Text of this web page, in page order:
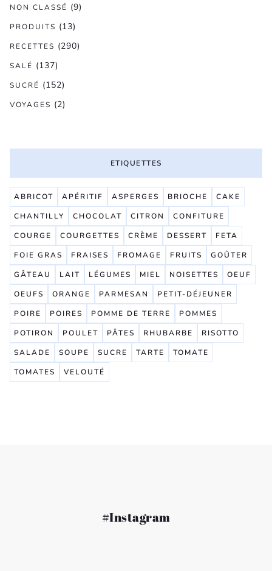
NON CLASSÉ (9)
PRODUITS (13)
RECETTES (290)
SALÉ (137)
SUCRÉ (152)
VOYAGES (2)
ETIQUETTES
ABRICOT APÉRITIF ASPERGES BRIOCHE
CAKE
CHANTILLY
CHOCOLAT CITRON
CONFITURE
COURGE
COURGETTES CRÈME DESSERT
FETA
FOIE GRAS
FRAISES FROMAGE FRUITS
GOÛTER
GÂTEAU
LAIT LÉGUMES MIEL NOISETTES
OEUF
OEUFS
ORANGE PARMESAN
PETIT-DÉJEUNER
POIRE
POIRES POMME DE TERRE
POMMES
POTIRON
POULET PÂTES RHUBARBE
RISOTTO
SALADE
SOUPE SUCRE TARTE
TOMATE
TOMATES
VELOUTÉ
#Instagram